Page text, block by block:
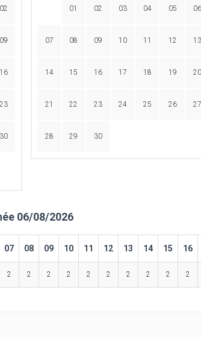
02
09
16
23
30
01 02 03 04 05 06
07 08 09 10 11 12 13
14 15 16 17 18 19 20
21 22 23 24 25 26 27
28 29 30
06/08/2026
07 08 09 10 11 12 13 14 15 16
2 2 2 2 2 2 2 2 2 2